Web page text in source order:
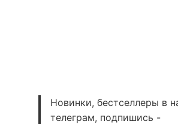
Новинки, бестселлеры в
телеграм, подпишись -